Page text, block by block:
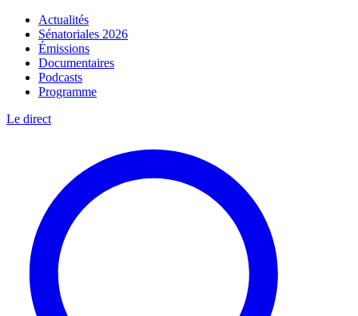
Actualités
Sénatoriales 2026
Émissions
Documentaires
Podcasts
Programme
Le direct